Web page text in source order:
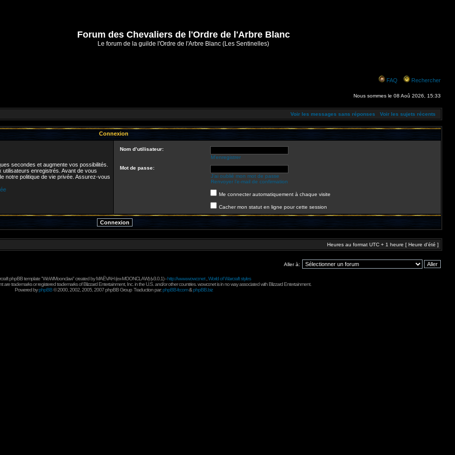
Forum des Chevaliers de l'Ordre de l'Arbre Blanc
Le forum de la guilde l'Ordre de l'Arbre Blanc (Les Sentinelles)
FAQ Rechercher
Nous sommes le 08 Aoû 2026, 15:33
Voir les messages sans réponses Voir les sujets récents
Connexion
secondes et augmente vos possibilités.
utilisateurs enregistrés. Avant de vous
notre politique de vie privée. Assurez-vous
Nom d’utilisateur:
M’enregistrer
Mot de passe:
J’ai oublié mon mot de passe
Renvoyer l’e-mail de confirmation
Me connecter automatiquement à chaque visite
Cacher mon statut en ligne pour cette session
Heures au format UTC + 1 heure [ Heure d’été ]
Aller à:
phpBB template "WoWMoonclaw" created byMAËVAH(ex-MOONCLAW) (v3.0.1) -http://www.wowcr.net, World of Warcraft styles
are trademarks or registered trademarks of Blizzard Entertainment, Inc. in the U.S. and/or other countries. wowcr.net is in no way associated with Blizzard Entertainment.
Powered byphpBB© 2000, 2002, 2005, 2007 phpBB Group Traduction par:phpBB-fr.com&phpBB.biz